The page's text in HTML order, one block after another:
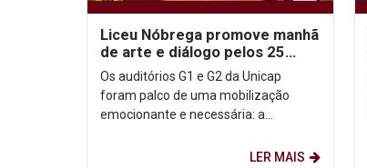
Liceu Nóbrega promove manhã
de arte e diálogo pelos 25
anos do combate à violência
sexual infantil
Os auditórios G1 e G2 da Unicap
foram palco de uma mobilização
emocionante e necessária: a
LER MAIS